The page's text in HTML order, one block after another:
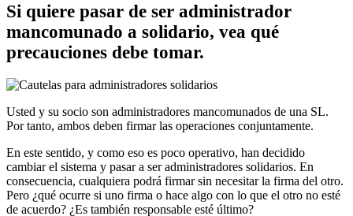
Si quiere pasar de ser administrador
mancomunado a solidario, vea qué
precauciones debe tomar.
Usted y su socio son administradores mancomunados de una SL.
Por tanto, ambos deben firmar las operaciones conjuntamente.
En este sentido, y como eso es poco operativo, han decidido
cambiar el sistema y pasar a ser administradores solidarios. En
consecuencia, cualquiera podrá firmar sin necesitar la firma del otro.
Pero ¿qué ocurre si uno firma o hace algo con lo que el otro no esté
de acuerdo? ¿Es también responsable esté último?